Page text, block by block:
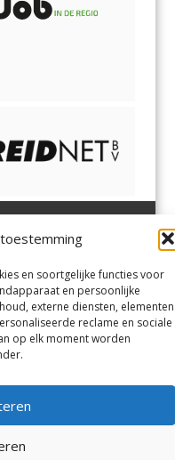
en soortgelijke functies voor
en persoonlijke
externe diensten, elementen
reclame en sociale
op elk moment worden
,Vogelenzang,
enAerdenhout